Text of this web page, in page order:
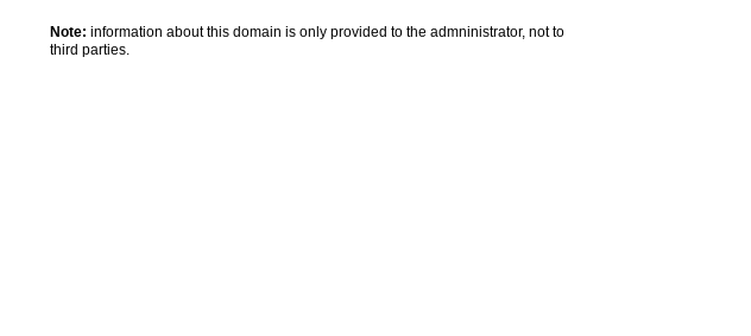
Note: information about this domain is only provided to the admninistrator, not to
third parties.